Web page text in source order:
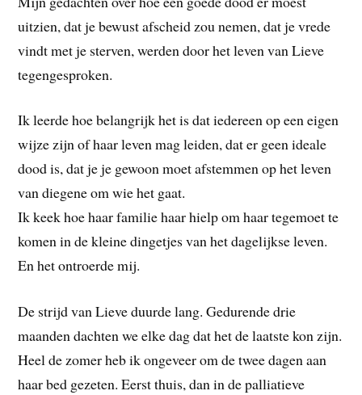
uitzien, dat je bewust afscheid zou nemen, dat je vrede
vindt met je sterven, werden door het leven van Lieve
tegengesproken.
Ik leerde hoe belangrijk het is dat iedereen op een eigen
wijze zijn of haar leven mag leiden, dat er geen ideale
dood is, dat je je gewoon moet afstemmen op het leven
van diegene om wie het gaat.
Ik keek hoe haar familie haar hielp om haar tegemoet te
komen in de kleine dingetjes van het dagelijkse leven.
En het ontroerde mij.
De strijd van Lieve duurde lang. Gedurende drie
maanden dachten we elke dag dat het de laatste kon zijn.
Heel de zomer heb ik ongeveer om de twee dagen aan
haar bed gezeten. Eerst thuis, dan in de palliatieve